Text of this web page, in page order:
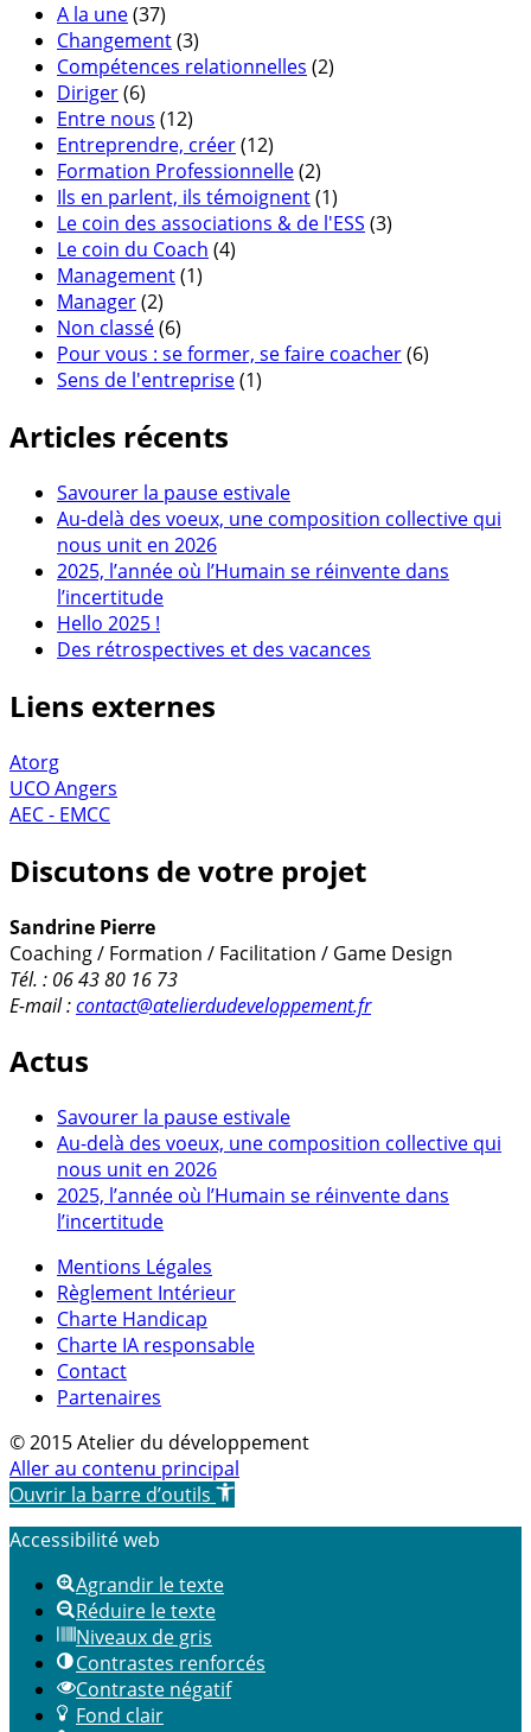
A la une(37)
Changement(3)
Compétences relationnelles (2)
Diriger(6)
Entre nous (12)
Entreprendre, créer(12)
Formation Professionnelle(2)
Ils en parlent, ils témoignent(1)
Le coin des associations & de l'ESS (3)
Le coin du Coach (4)
Management(1)
Manager(2)
Non classé(6)
Pour vous : se former, se faire coacher(6)
Sens de l'entreprise(1)
Articles récents
Savourer la pause estivale
Au-delà des voeux, une composition collective qui
nous unit en 2026
2025, l’année où l’Humain se réinvente dans
l’incertitude
Hello 2025 !
Des rétrospectives et des vacances
Liens externes
Atorg
UCO Angers
AEC - EMCC
Discutons de votre projet
Sandrine Pierre
Coaching / Formation / Facilitation / Game Design
Tél. : 06 43 80 16 73
E-mail :contact@atelierdudeveloppement.fr
Actus
Savourer la pause estivale
Au-delà des voeux, une composition collective qui
nous unit en 2026
2025, l’année où l’Humain se réinvente dans
l’incertitude
Mentions Légales
Règlement Intérieur
Charte Handicap
Charte IA responsable
Contact
Partenaires
© 2015 Atelier du développement
Aller au contenu principal
Ouvrir la barre d’outils
Accessibilité web
Agrandir le texte
Réduire le texte
Niveaux de gris
Contrastes renforcés
Contraste négatif
Fond clair